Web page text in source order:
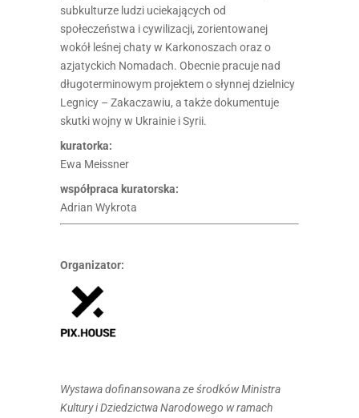
subkulturze ludzi uciekających od
społeczeństwa i cywilizacji, zorientowanej
wokół leśnej chaty w Karkonoszach oraz o
azjatyckich Nomadach. Obecnie pracuje nad
długoterminowym projektem o słynnej dzielnicy
Legnicy – Zakaczawiu, a także dokumentuje
skutki wojny w Ukrainie i Syrii.
kuratorka:
Ewa Meissner
współpraca kuratorska:
Adrian Wykrota
Organizator:
Wystawa dofinansowana ze środków Ministra
Kultury i Dziedzictwa Narodowego w ramach